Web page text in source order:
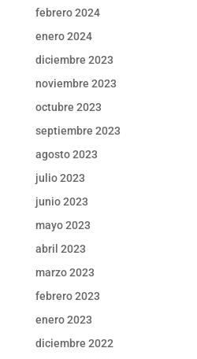
febrero 2024
enero 2024
diciembre 2023
noviembre 2023
octubre 2023
septiembre 2023
agosto 2023
julio 2023
junio 2023
mayo 2023
abril 2023
marzo 2023
febrero 2023
enero 2023
diciembre 2022